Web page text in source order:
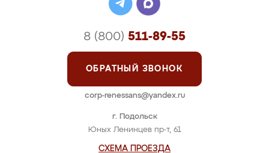
г. Подольск
Юных Ленинцев пр-т, 61
СХЕМА ПРОЕЗДА
8 (800) 511-89-55
ОБРАТНЫЙ ЗВОНОК
corp-renessans@yandex.ru